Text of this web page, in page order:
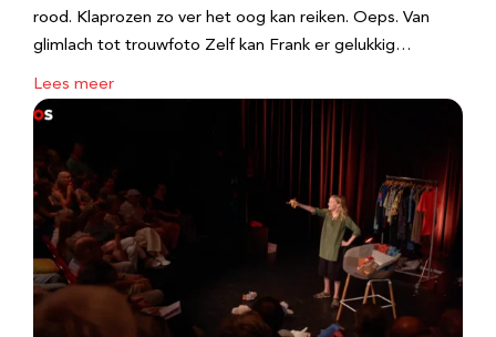
rood. Klaprozen zo ver het oog kan reiken. Oeps. Van
glimlach tot trouwfoto Zelf kan Frank er gelukkig…
Lees meer